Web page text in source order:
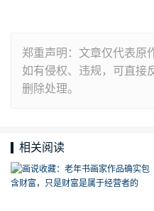
郑重声明：文章仅代表原
如有侵权、违规，可直接
删除处理。
相关阅读